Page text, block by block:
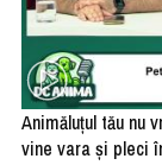
Animăluțul tău nu
vine vara și pleci